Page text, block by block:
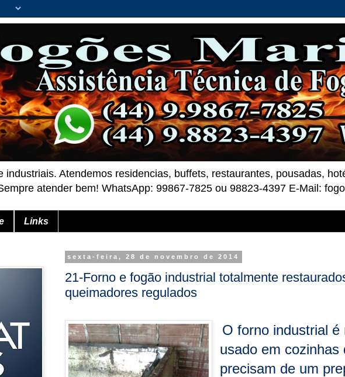
industriais. Atendemos residencias, buffets, restaurantes, pousadas,
atender bem! WhatsApp: 99867-7825 ou 98823-4397 E-Mail:
Links
sexta-feira, 28 de novembro de 2014
21-Forno e fogão industrial totalmente
queimadores regulados
O forno industrial é
usado em cozinhas
precisam de um